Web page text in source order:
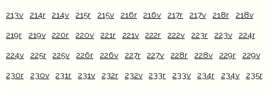
213v 214r 214v 215r 215v 216r 216v 217r 217v 218r 218v
219r 219v 220r 220v 221r 221v 222r 222v 223r 223v 224r
224v 225r 225v 226r 226v 227r 227v 228r 228v 229r 229v
230r 230v 231r 231v 232r 232v 233r 233v 234r 234v 235r